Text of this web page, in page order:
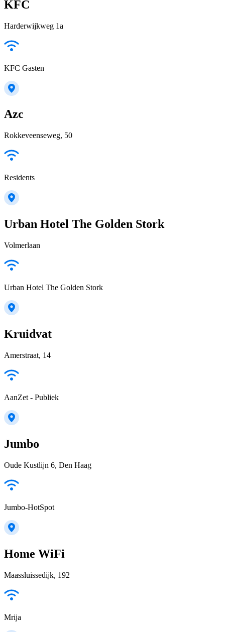
KFC
Harderwijkweg 1a
KFC Gasten
Azc
Rokkeveenseweg, 50
Residents
Urban Hotel The Golden Stork
Volmerlaan
Urban Hotel The Golden Stork
Kruidvat
Amerstraat, 14
AanZet - Publiek
Jumbo
Oude Kustlijn 6, Den Haag
Jumbo-HotSpot
Home WiFi
Maassluissedijk, 192
Mrija